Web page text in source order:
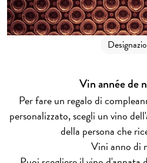
Vin année de
Per fare un regalo di
personalizzato, scegli un vino
della persona che
Vini anno di